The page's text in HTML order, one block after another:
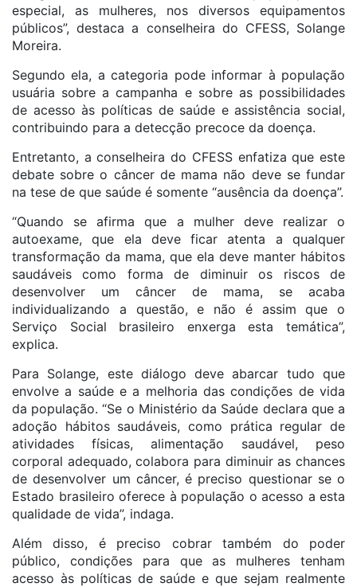
especial, as mulheres, nos diversos equipamentos
públicos”, destaca a conselheira do CFESS, Solange
Moreira.
Segundo ela, a categoria pode informar à população
usuária sobre a campanha e sobre as possibilidades
de acesso às políticas de saúde e assistência social,
contribuindo para a detecção precoce da doença.
Entretanto, a conselheira do CFESS enfatiza que este
debate sobre o câncer de mama não deve se fundar
na tese de que saúde é somente “ausência da doença”.
“Quando se afirma que a mulher deve realizar o
autoexame, que ela deve ficar atenta a qualquer
transformação da mama, que ela deve manter hábitos
saudáveis como forma de diminuir os riscos de
desenvolver um câncer de mama, se acaba
individualizando a questão, e não é assim que o
Serviço Social brasileiro enxerga esta temática”,
explica.
Para Solange, este diálogo deve abarcar tudo que
envolve a saúde e a melhoria das condições de vida
da população. “Se o Ministério da Saúde declara que a
adoção hábitos saudáveis, como prática regular de
atividades físicas, alimentação saudável, peso
corporal adequado, colabora para diminuir as chances
de desenvolver um câncer, é preciso questionar se o
Estado brasileiro oferece à população o acesso a esta
qualidade de vida”, indaga.
Além disso, é preciso cobrar também do poder
público, condições para que as mulheres tenham
acesso às políticas de saúde e que sejam realmente